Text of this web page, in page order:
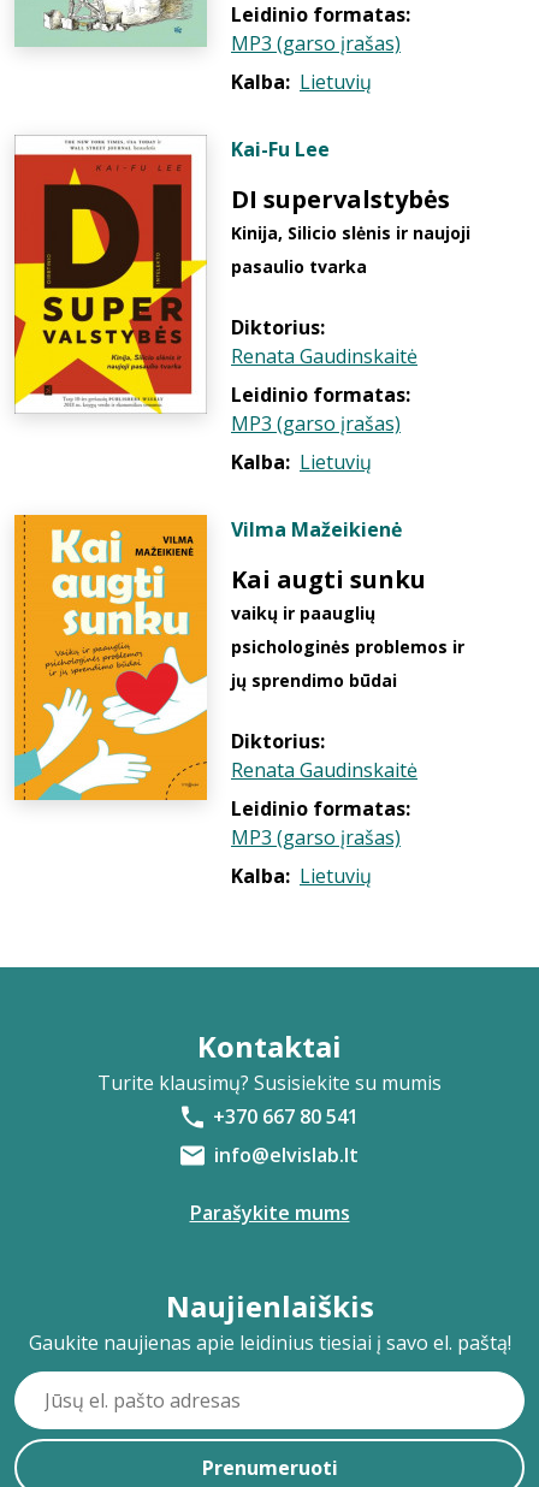
Leidinio formatas:
MP3 (garso įrašas)
Kalba: Lietuvių
Kai-Fu Lee
DI supervalstybės
Kinija, Silicio slėnis ir naujoji
pasaulio tvarka
Diktorius:
Renata Gaudinskaitė
Leidinio formatas:
MP3 (garso įrašas)
Kalba: Lietuvių
Vilma Mažeikienė
Kai augti sunku
vaikų ir paauglių
psichologinės problemos ir
jų sprendimo būdai
Diktorius:
Renata Gaudinskaitė
Leidinio formatas:
MP3 (garso įrašas)
Kalba: Lietuvių
Kontaktai
Turite klausimų? Susisiekite su mumis
+370 667 80 541
info@elvislab.lt
Parašykite mums
Naujienlaiškis
Gaukite naujienas apie leidinius tiesiai į savo el. paštą!
Prenumeruoti